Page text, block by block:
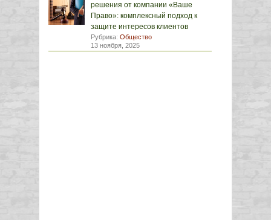
решения от компании «Ваше
Право»: комплексный подход к
защите интересов клиентов
Рубрика: Общество
13 ноября, 2025